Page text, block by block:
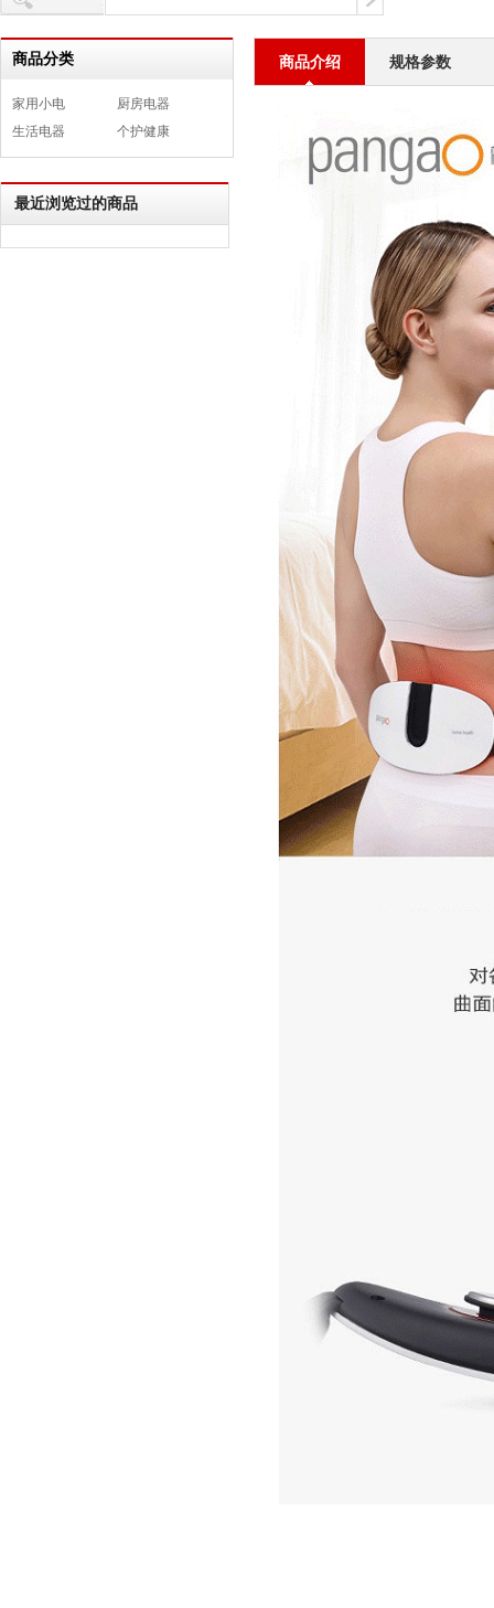
商品分类
家用小电
厨房电器
生活电器
个护健康
最近浏览过的商品
商品介绍 规格参数